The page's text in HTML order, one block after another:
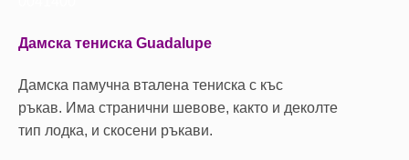
Дамска тениска Guadalupe
Дамска памучна вталена тениска с къс
ръкав. Има странични шевове, както и деколте
тип лодка, и скосени ръкави.